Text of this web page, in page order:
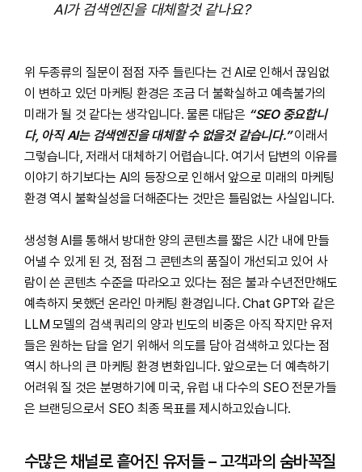
AI가 검색엔진을 대체할것 같나요?
위 두종류의 질문이 점점 자주 들린다는 건 AI로 인해서 끊임없
이 변하고 있던 마케팅 환경은 조금 더 불확실하고 예측불가의
미래가 될 것 같다는 생각입니다. 물론 대답은 “SEO 중요합니
다, 아직 AI는 검색엔진을 대체할 수 없을것 같습니다.”이래서
그렇습니다, 저래서 대체하기 어렵습니다. 여기서 답변의 이유를
이야기 하기보다는 AI의 등장으로 인해서 앞으로 미래의 마케팅
환경 역시 불확실성을 더해준다는 것만은 틀림없는 사실입니다.
생성형 AI를 통해서 방대한 양의 콘텐츠를 짧은 시간 내에 만들
어낼 수 있게 된 것, 점점 그 콘텐츠의 품질이 개선되고 있어 사
람이 쓴 콘텐츠 수준을 따라오고 있다는 점은 불과 수년전만해도
예측하지 못했던 온라인 마케팅 환경입니다. Chat GPT와 같은
LLM 모델의 검색 쿼리의 양과 빈도의 비중은 아직 작지만 유저
들은 원하는 답을 얻기 위해서 의도를 담아 검색하고 있다는 점
역시 하나의 큰 마케팅 환경 변화입니다. 앞으로는 더 예측하기
어려워 질 것은 분명하기에 미국, 유럽 내 다수의 SEO 전문가들
은 브랜딩으로서 SEO 최종 목표를 제시하고있습니다.
수많은 채널로 흩어진 유저들 – 고객과의 숨바꼭질